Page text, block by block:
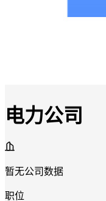
电力公司
暂无公司数据
职位